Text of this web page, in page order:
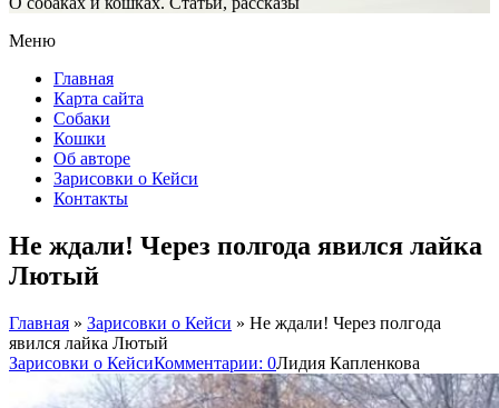
Меню
Главная
Карта сайта
Собаки
Кошки
Об авторе
Зарисовки о Кейси
Контакты
Не ждали! Через полгода явился лайка
Лютый
Главная » Зарисовки о Кейси » Не ждали! Через полгода
явился лайка Лютый
Зарисовки о КейсиКомментарии: 0Лидия Капленкова